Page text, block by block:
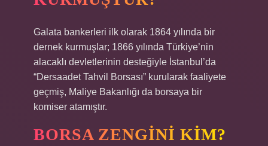
Galata bankerleri ilk olarak 1864 yılında bir
dernek kurmuşlar; 1866 yılında Türkiye’nin
alacaklı devletlerinin desteğiyle İstanbul’da
“Dersaadet Tahvil Borsası” kurularak faaliyete
geçmiş, Maliye Bakanlığı da borsaya bir
komiser atamıştır.
BORSA ZENGINI KIM?